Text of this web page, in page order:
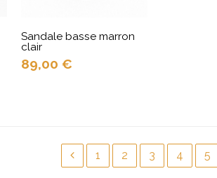
Sandale basse marron
clair
89,00 €
1 2 3 4 5